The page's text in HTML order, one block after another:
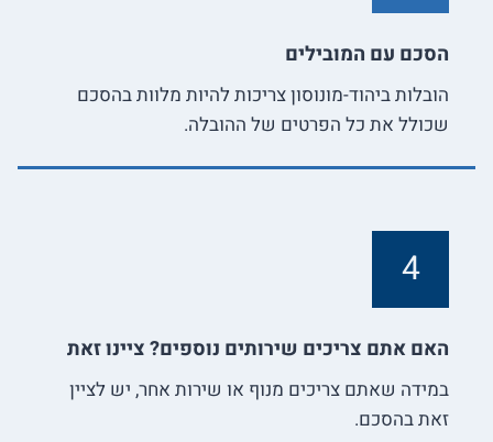
הסכם עם המובילים
הובלות ביהוד-מונוסון צריכות להיות מלוות בהסכם
שכולל את כל הפרטים של ההובלה.
4
האם אתם צריכים שירותים נוספים? ציינו זאת
במידה שאתם צריכים מנוף או שירות אחר, יש לציין
זאת בהסכם.